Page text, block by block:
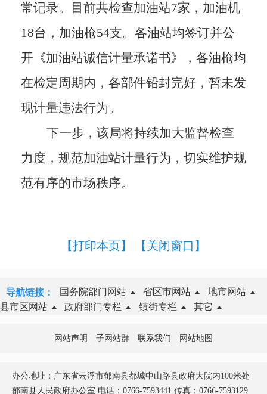
常记录。目前共检查加油站7家，加油机
18台，加油枪54支。各油站均签订并公
开《加油站诚信计量承诺书》，各油枪均
在检定周期内，各部件铅封完好，暂未发
现计量违法行为。
下一步，该局将持续加大监督检查
力度，规范加油站计量行为，切实维护规
范有序的市场秩序。
【打印本页】 【关闭窗口】
导航链接： 国务院部门网站 省区市网站
地市网站
县市区网站
政府部门专栏 镇街专栏 其它
网站声明 子网站群 联系我们 网站地图
办公地址：广东省云浮市郁南县都城中山路县政府大院内100米处
郁南县人民政府办公室 电话：0766-7593441 传真：0766-7593129